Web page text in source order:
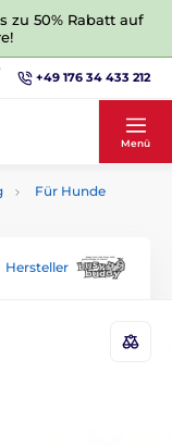
zu 50% Rabatt auf
+49 176 34 433 212
Menü
Für Hunde
Hersteller